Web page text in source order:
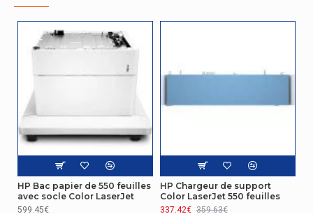
HP Bac papier de 550 feuilles
avec socle Color LaserJet
599.45€
HP Chargeur de support
Color LaserJet 550 feuilles
337.42€ 359.63€